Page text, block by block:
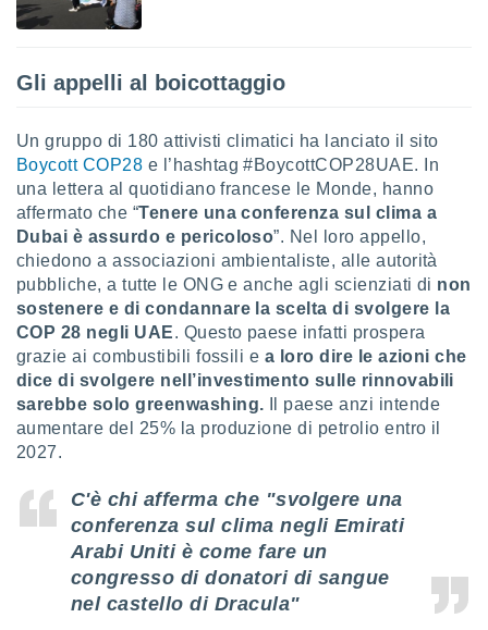
dei
o la
di
e
per la
dei
del
Gli appelli al boicottaggio
Un gruppo di 180 attivisti climatici ha lanciato il sito
Boycott COP28 e l’hashtag #BoycottCOP28UAE. In
una lettera al quotidiano francese le Monde, hanno
affermato che “Tenere una conferenza sul clima a
Dubai è assurdo e pericoloso”. Nel loro appello,
chiedono a associazioni ambientaliste, alle autorità
pubbliche, a tutte le ONG e anche agli scienziati di non
sostenere e di condannare la scelta di svolgere la
COP 28 negli UAE. Questo paese infatti prospera
grazie ai combustibili fossili e a loro dire le azioni che
dice di svolgere nell’investimento sulle rinnovabili
sarebbe solo greenwashing. Il paese anzi intende
aumentare del 25% la produzione di petrolio entro il
2027.
C'è chi afferma che "svolgere una
conferenza sul clima negli Emirati
Arabi Uniti è come fare un
congresso di donatori di sangue
nel castello di Dracula"